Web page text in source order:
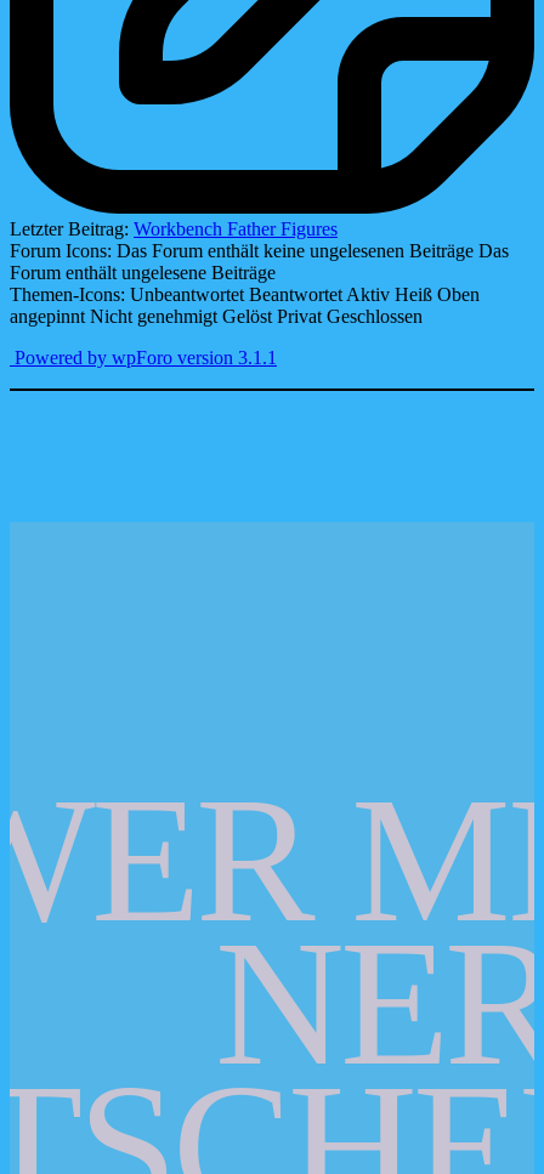
Letzter Beitrag: Workbench Father Figures
Forum Icons: Das Forum enthält keine ungelesenen Beiträge Das
Forum enthält ungelesene Beiträge
Themen-Icons: Unbeantwortet Beantwortet Aktiv Heiß Oben
angepinnt Nicht genehmigt Gelöst Privat Geschlossen
Powered by wpForo version 3.1.1